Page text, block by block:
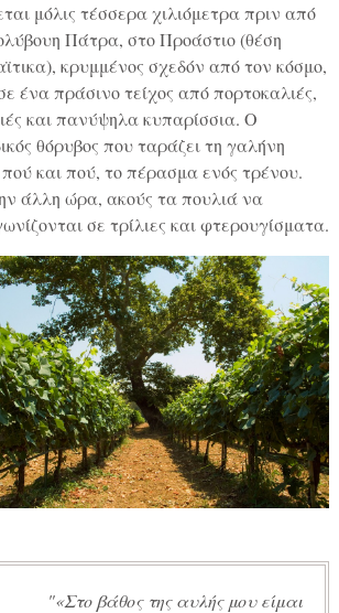
μόλις τέσσερα χιλιόμετρα πριν από
Πάτρα, στο Προάστιο (θέση
κρυμμένος σχεδόν από τον κόσμο,
ένα πράσινο τείχος από πορτοκαλιές,
και πανύψηλα κυπαρίσσια. Ο
θόρυβος που ταράζει τη γαλήνη
πού και πού, το πέρασμα ενός τρένου.
άλλη ώρα, ακούς τα πουλιά να
σε τρίλιες και φτερουγίσματα.
«Στο βάθος της αυλής μου είμαι